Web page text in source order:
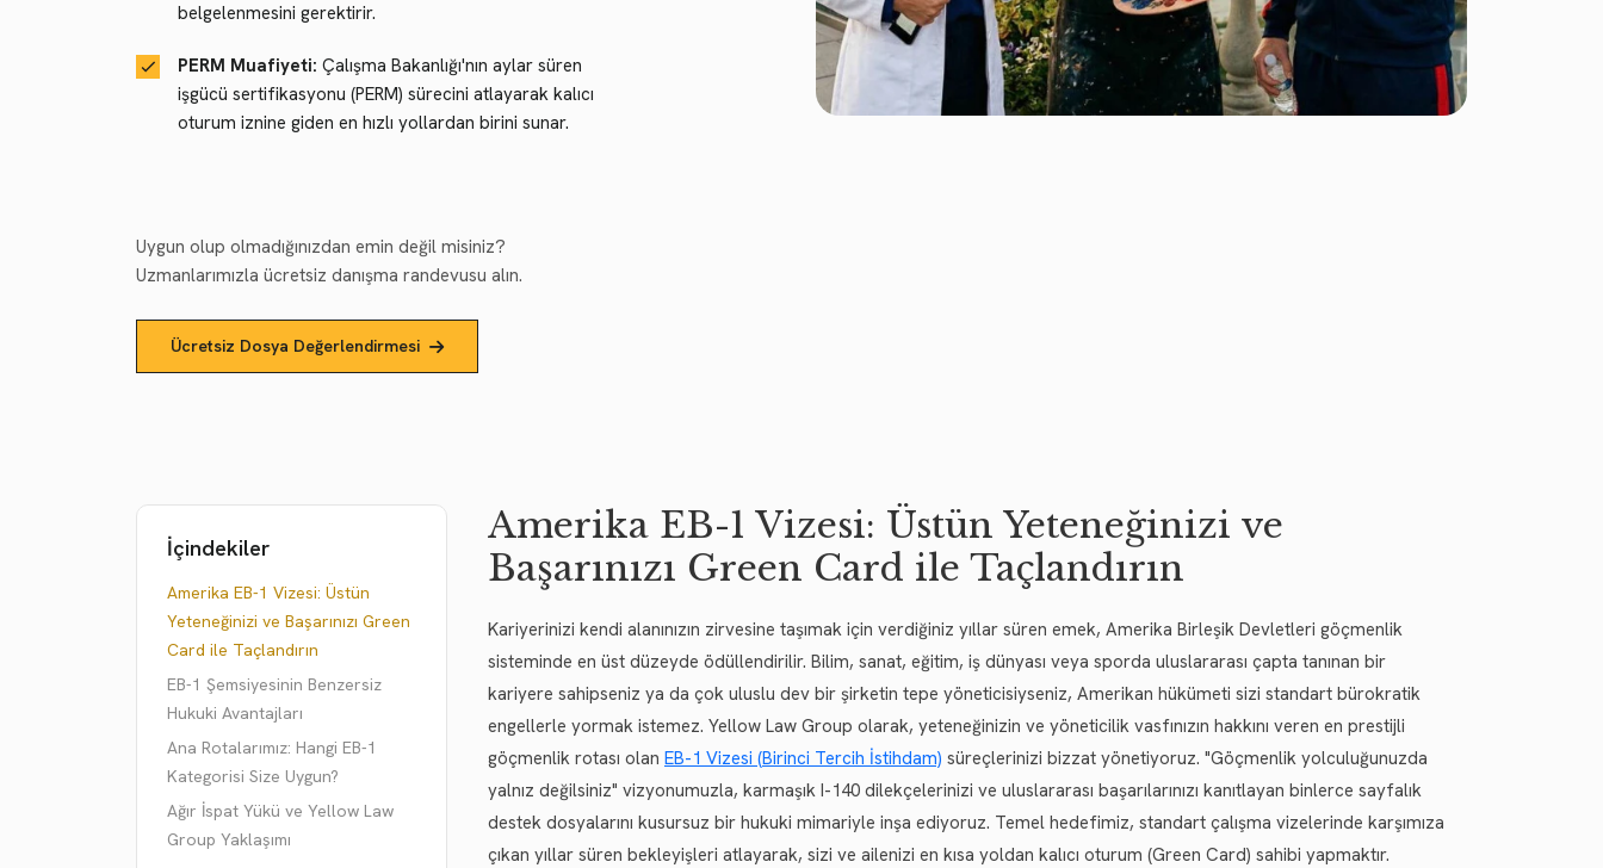
belgelenmesini gerektirir.
PERM Muafiyeti: Çalışma Bakanlığı'nın aylar süren
işgücü sertifikasyonu (PERM) sürecini atlayarak kalıcı
oturum iznine giden en hızlı yollardan birini sunar.
Uygun olup olmadığınızdan emin değil misiniz?
Uzmanlarımızla ücretsiz danışma randevusu alın.
Ücretsiz Dosya Değerlendirmesi
İçindekiler
Amerika EB-1 Vizesi: Üstün
Yeteneğinizi ve Başarınızı Green
Card ile Taçlandırın
EB-1 Şemsiyesinin Benzersiz
Hukuki Avantajları
Ana Rotalarımız: Hangi EB-1
Kategorisi Size Uygun?
Ağır İspat Yükü ve Yellow Law
Group Yaklaşımı
Amerika EB-1 Vizesi: Üstün Yeteneğinizi ve
Başarınızı Green Card ile Taçlandırın
Kariyerinizi kendi alanınızın zirvesine taşımak için verdiğiniz yıllar süren emek, Amerika Birleşik Devletleri göçmenlik
sisteminde en üst düzeyde ödüllendirilir. Bilim, sanat, eğitim, iş dünyası veya sporda uluslararası çapta tanınan bir
kariyere sahipseniz ya da çok uluslu dev bir şirketin tepe yöneticisiyseniz, Amerikan hükümeti sizi standart bürokratik
engellerle yormak istemez. Yellow Law Group olarak, yeteneğinizin ve yöneticilik vasfınızın hakkını veren en prestijli
göçmenlik rotası olan EB-1 Vizesi (Birinci Tercih İstihdam) süreçlerinizi bizzat yönetiyoruz. "Göçmenlik yolculuğunuzda
yalnız değilsiniz" vizyonumuzla, karmaşık I-140 dilekçelerinizi ve uluslararası başarılarınızı kanıtlayan binlerce sayfalık
destek dosyalarını kusursuz bir hukuki mimariyle inşa ediyoruz. Temel hedefimiz, standart çalışma vizelerinde karşımıza
çıkan yıllar süren bekleyişleri atlayarak, sizi ve ailenizi en kısa yoldan kalıcı oturum (Green Card) sahibi yapmaktır.